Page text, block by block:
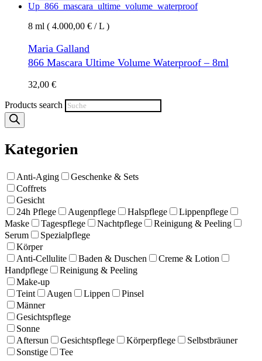
8 ml ( 4.000,00 € / L )
Maria Galland
866 Mascara Ultime Volume Waterproof – 8ml
32,00 €
Products search
Kategorien
Anti-Aging
Geschenke & Sets
Coffrets
Gesicht
24h Pflege
Augenpflege Halspflege
Lippenpflege
Maske
Tagespflege Nachtpflege
Reinigung & Peeling
Serum
Spezialpflege
Körper
Anti-Cellulite
Baden & Duschen
Creme & Lotion
Handpflege
Reinigung & Peeling
Make-up
Teint
Augen Lippen
Pinsel
Männer
Gesichtspflege
Sonne
Aftersun
Gesichtspflege Körperpflege
Selbstbräuner
Sonstige
Tee